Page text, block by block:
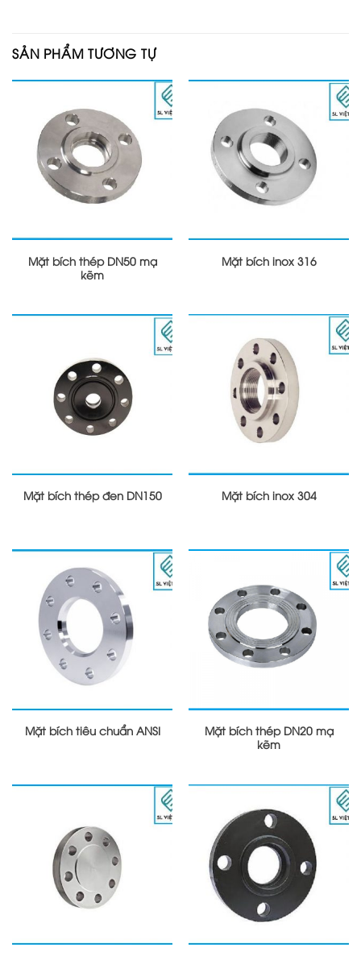
SẢN PHẨM TƯƠNG TỰ
Mặt bích thép DN50 mạ
kẽm
Mặt bích inox 316
Mặt bích thép đen DN150 Mặt bích inox 304
Mặt bích tiêu chuẩn ANSI
Mặt bích thép DN20 mạ
kẽm